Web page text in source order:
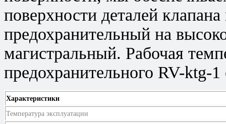
поверхности деталей
предохранительный на
магистральный. Рабочая
предохранительного RV-ktg-
Характеристики
Температура эксплуатации